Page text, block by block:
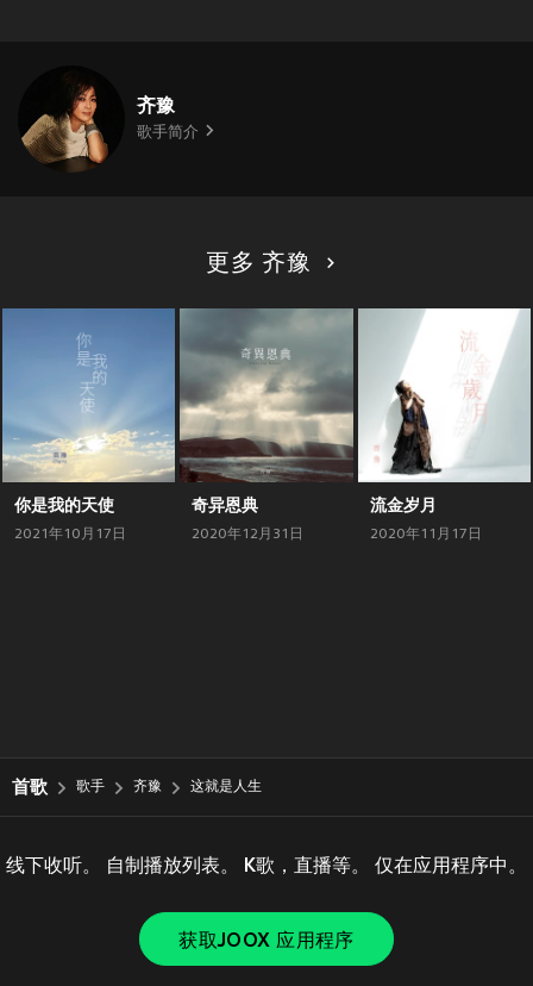
齐豫
歌手简介
更多 齐豫
你是我的天使
2021年10月17日
奇异恩典
2020年12月31日
流金岁月
2020年11月17日
首歌 歌手 齐豫 这就是人生
线下收听。 自制播放列表。 K歌，直播等。 仅在应用程序中。
获取JOOX 应用程序